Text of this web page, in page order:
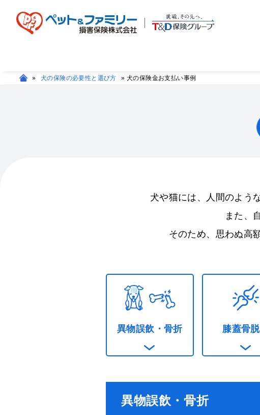
» 犬の保険の必要性と選び方 » 犬の保険金お支払い事例
犬や猫には、人間のよう
また、
そのため、思わぬ高
異物誤飲・骨折 膝蓋骨
異物誤飲・骨折